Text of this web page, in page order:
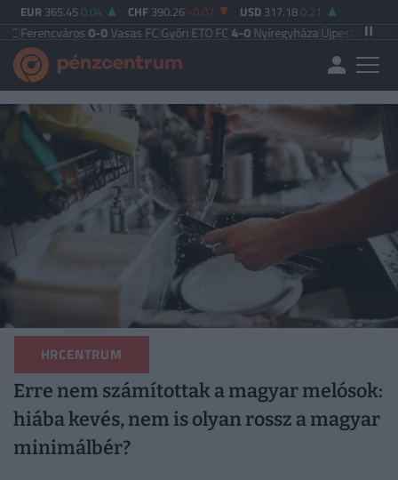
EUR 365.45 0.04 CHF 390.26 -0.07 USD 317.18 0.21
0-0Vasas FC|Győri ETO FC4-0NyíregyházaÚjpest FC4-2Debreceni
HRCENTRUM
Erre nem számítottak a magyar melósok:
hiába kevés, nem is olyan rossz a magyar
minimálbér?